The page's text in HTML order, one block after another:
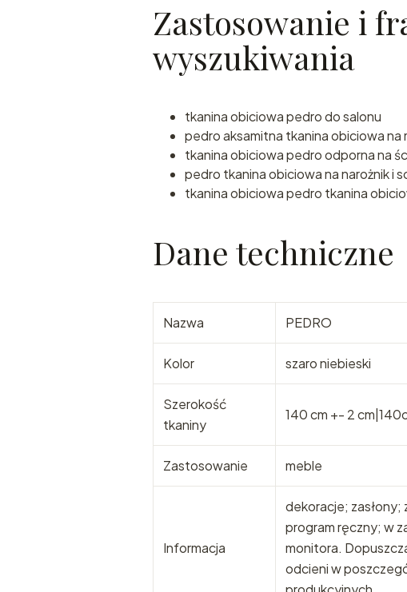
Zastosowanie i
wyszukiwania
tkanina obiciowa pedro do salonu
pedro aksamitna tkanina obiciowa na
tkanina obiciowa pedro odporna na
pedro tkanina obiciowa na narożnik i
tkanina obiciowa pedro tkanina
Dane techniczne
Nazwa PEDRO
Kolor szaro niebieski
Szerokość
tkaniny
140 cm +- 2
Zastosowanie meble
Informacja
dekoracje; zasłony;
program ręczny; w
monitora.
odcieni w